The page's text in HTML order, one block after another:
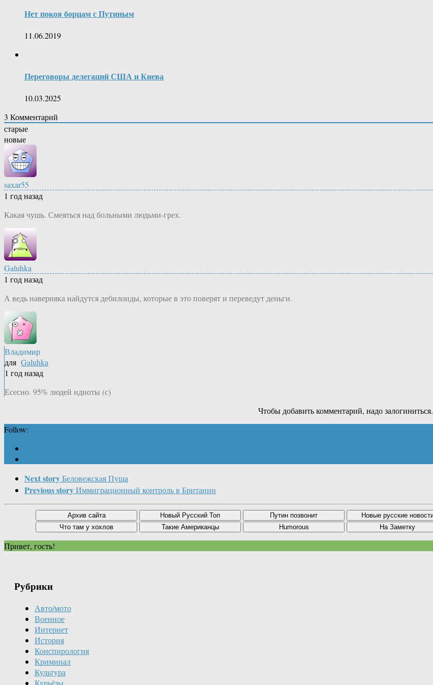
Нет покоя борцам с Путиным
11.06.2019
Переговоры делегаций США и Киева
10.03.2025
3 Комментарий
старые
новые
saxar55
1 год назад
Какая чушь. Смеяться над больными людьми-грех.
Galuhka
1 год назад
А ведь наверняка найдутся дебилоиды, которые в это поверят и переведут деньги.
Владимир
для Galuhka
1 год назад
Есесно. 95% людей идиоты (с)
Чтобы добавить комментарий, надо залогиниться.
Follow:
Next storyБеловежская Пуща
Previous storyИммиграционный контроль в Британии
Привет, гость!
Рубрики
Авто/мото
Военное
Интернет
История
Конспирология
Криминал
Культура
Курьёзы